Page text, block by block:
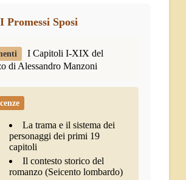
Promessi Sposi
I Capitoli I-XIX del
di Alessandro Manzoni
La trama e il sistema dei
personaggi dei primi 19
capitoli
Il contesto storico del
romanzo (Seicento lombardo)